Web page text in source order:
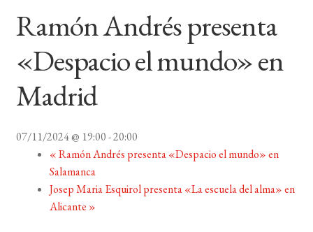
hijo
PODCAST
LA EDITORIAL
CONTACTO
Ramón Andrés presenta
«Despacio el mundo» en
Madrid
07/11/2024 @ 19:00-20:00
«Ramón Andrés presenta «Despacio el mundo» en
Salamanca
Josep Maria Esquirol presenta «La escuela del alma» en
Alicante »